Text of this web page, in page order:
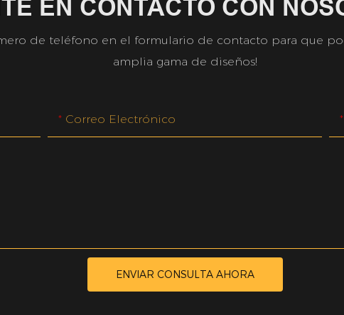
EN CONTACTO CON
de teléfono en el formulario de contacto para que
amplia gama de diseños!
Correo Electrónico
ENVIAR CONSULTA AHORA